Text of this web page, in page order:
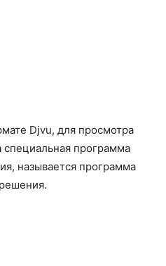
Djvu, для просмотра
программа
называется программа